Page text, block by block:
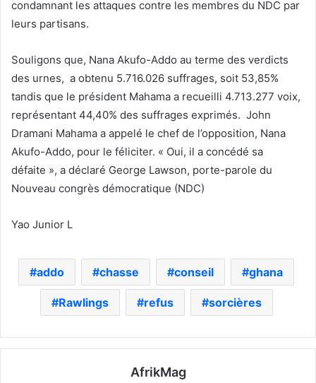
condamnant les attaques contre les membres du NDC par
leurs partisans.
Souligons que, Nana Akufo-Addo au terme des verdicts
des urnes, a obtenu 5.716.026 suffrages, soit 53,85%
tandis que le président Mahama a recueilli 4.713.277 voix,
représentant 44,40% des suffrages exprimés. John
Dramani Mahama a appelé le chef de l’opposition, Nana
Akufo-Addo, pour le féliciter. « Oui, il a concédé sa
défaite », a déclaré George Lawson, porte-parole du
Nouveau congrès démocratique (NDC)
Yao Junior L
addo chasse conseil ghana
Rawlings refus sorcières
AfrikMag